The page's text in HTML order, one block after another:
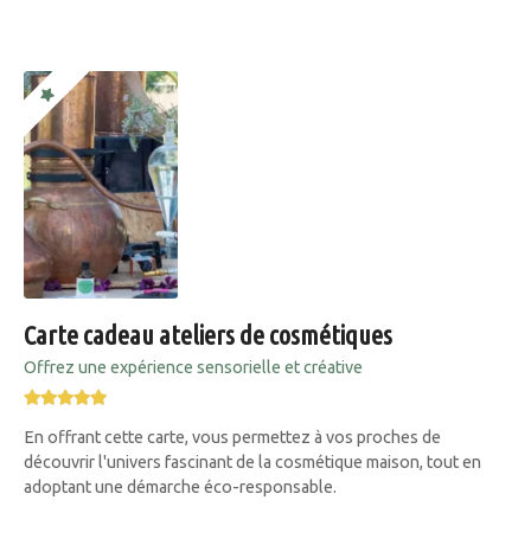
Carte cadeau ateliers de cosmétiques
Offrez une expérience sensorielle et créative
En offrant cette carte, vous permettez à vos proches de
découvrir l'univers fascinant de la cosmétique maison, tout en
adoptant une démarche éco-responsable.